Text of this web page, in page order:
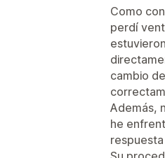
Como
perdí
cambio
Además,
he